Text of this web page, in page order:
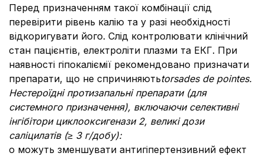
Перед призначенням такої комбінації слід
перевірити рівень калію та у разі необхідності
відкоригувати його. Слід контролювати клінічний
стан пацієнтів, електроліти плазми та ЕКГ. При
наявності гіпокаліємії рекомендовано призначати
препарати, що не спричиняютьtorsades de pointes.
Нестероїдні протизапальні препарати (для
системного призначення), включаючи селективні
інгібітори циклооксигенази 2, великі дози
саліцилатів (≥ 3 г/добу):
o можуть зменшувати антигіпертензивний ефект